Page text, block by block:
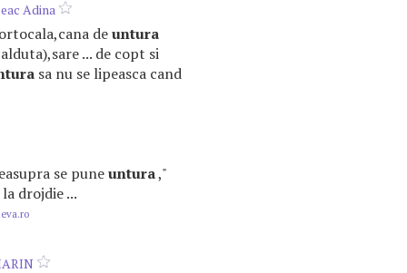
Adina
deuntura
... de copt si
sa nu se lipeasca cand
se puneuntura,"
drojdie ...